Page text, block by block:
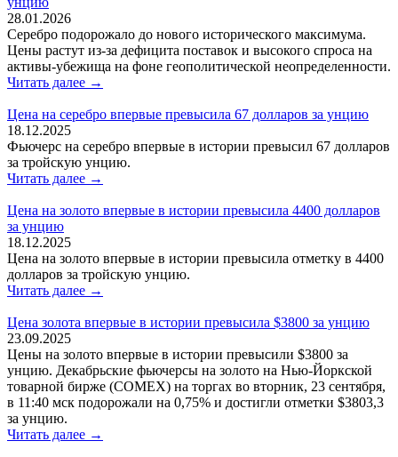
28.01.2026
Серебро подорожало до нового исторического максимума.
Цены растут из-за дефицита поставок и высокого спроса на
активы-убежища на фоне геополитической неопределенности.
Читать далее →
Цена на серебро впервые превысила 67 долларов за унцию
18.12.2025
Фьючерс на серебро впервые в истории превысил 67 долларов
за тройскую унцию.
Читать далее →
Цена на золото впервые в истории превысила 4400 долларов
за унцию
18.12.2025
Цена на золото впервые в истории превысила отметку в 4400
долларов за тройскую унцию.
Читать далее →
Цена золота впервые в истории превысила $3800 за унцию
23.09.2025
Цены на золото впервые в истории превысили $3800 за
унцию. Декабрьские фьючерсы на золото на Нью-Йоркской
товарной бирже (COMEX) на торгах во вторник, 23 сентября,
в 11:40 мск подорожали на 0,75% и достигли отметки $3803,3
за унцию.
Читать далее →